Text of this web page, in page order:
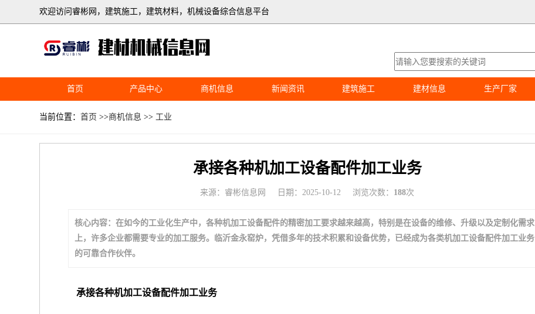
欢迎访问睿彬网，建筑施工，建筑材料，机械设备综合信息平台
首页 产品中心 商机信息 新闻资讯 建筑施工 建材信息 生产厂家
当前位置：首页 >>商机信息 >> 工业
承接各种机加工设备配件加工业务
来源：睿彬信息网 日期：2025-10-12 浏览次数： 188次
核心内容：在如今的工业化生产中，各种机加工设备配件的精密加工要求越来越高，特别是在设备的维修、升级以及定制化需求
上，许多企业都需要专业的加工服务。临沂金永窑炉，凭借多年的技术积累和设备优势，已经成为各类机加工设备配件加工业务
的可靠合作伙伴。
承接各种机加工设备配件加工业务